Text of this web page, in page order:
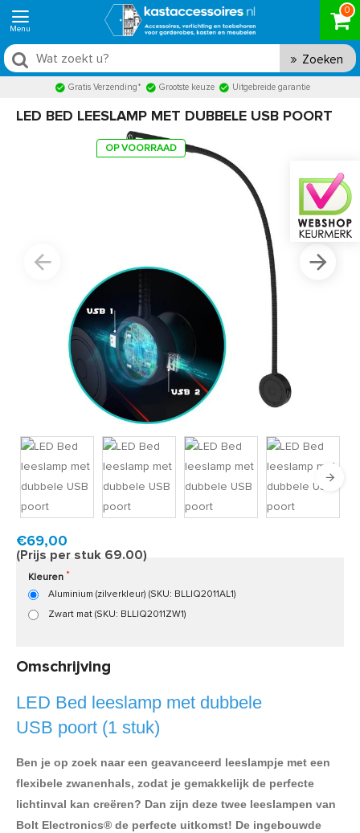
0
Zoeken
Gratis Verzending* Grootste keuze Uitgebreide garantie
LED BED LEESLAMP MET DUBBELE USB POORT
OP VOORRAAD
Snel in huis, 1 á 2 werkdagen
€69,00
(Prijs per stuk 69.00)
Kleuren
Aluminium (zilverkleur) (SKU: BLLIQ2011AL1)
Zwart mat (SKU: BLLIQ2011ZW1)
Omschrijving
LED Bed leeslamp met dubbele
USB poort (1 stuk)
Ben je op zoek naar een geavanceerd leeslampje met een
flexibele zwanenhals, zodat je gemakkelijk de perfecte
lichtinval kan creëren? Dan zijn deze twee leeslampen van
Bolt Electronics® de perfecte uitkomst! De ingebouwde